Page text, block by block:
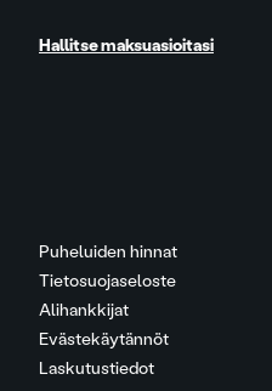
Puheluiden hinnat
Tietosuojaseloste
Alihankkijat
Evästekäytännöt
Laskutustiedot
Hallitse maksuasioitasi